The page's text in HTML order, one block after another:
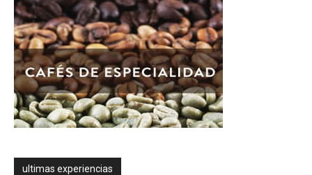
ultimas experiencias